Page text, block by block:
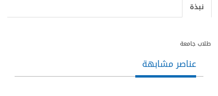
نبذة
طلاب جامعة
عناصر مشابهة